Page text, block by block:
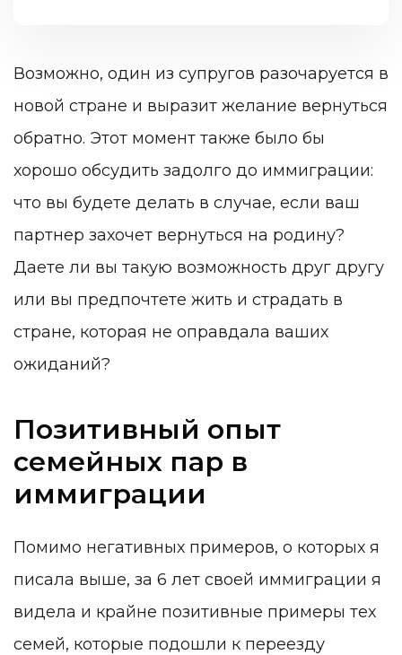
Возможно, один из супругов разочаруется в
новой стране и выразит желание вернуться
обратно. Этот момент также было бы
хорошо обсудить задолго до иммиграции:
что вы будете делать в случае, если ваш
партнер захочет вернуться на родину?
Даете ли вы такую возможность друг другу
или вы предпочтете жить и страдать в
стране, которая не оправдала ваших
ожиданий?
Позитивный опыт
семейных пар в
иммиграции
Помимо негативных примеров, о которых я
писала выше, за 6 лет своей иммиграции я
видела и крайне позитивные примеры тех
семей, которые подошли к переезду